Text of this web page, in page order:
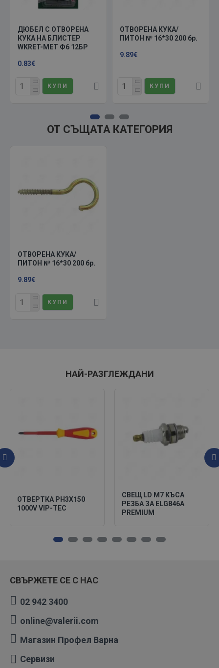
ДЮБЕЛ С ОТВОРЕНА
КУКА НА БЛИСТЕР
WKRET-MET Ф6 12БР
0.83€
КУПИ
ОТВОРЕНА КУКА/
ПИТОН № 16*30 200 бр.
9.89€
КУПИ
ОТ СЪЩАТА КАТЕГОРИЯ
ОТВОРЕНА КУКА/
ПИТОН № 16*30 200 бр.
9.89€
КУПИ
НАЙ-РАЗГЛЕЖДАНИ
ОТВЕРТКА PH3X150
1000V VIP-TEC
СВЕЩ LD M7 КЪСА
РЕЗБА ЗА ELG846A
PREMIUM
СВЪРЖЕТЕ СЕ С НАС
02 942 3400
online@valerii.com
Магазин Профел Варна
Сервизи